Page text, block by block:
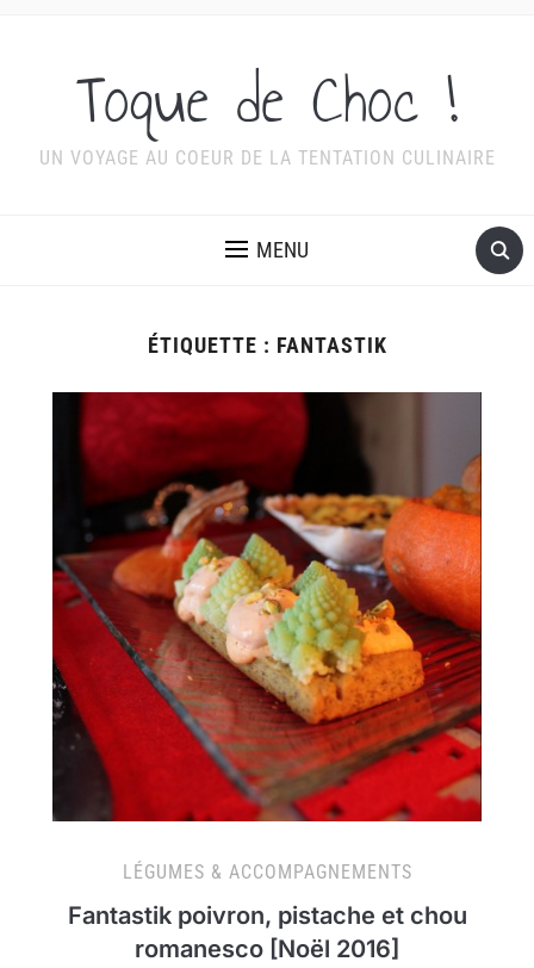
Toque de Choc !
UN VOYAGE AU COEUR DE LA TENTATION CULINAIRE
MENU
ÉTIQUETTE : FANTASTIK
LÉGUMES & ACCOMPAGNEMENTS
Fantastik poivron, pistache et chou
romanesco [Noël 2016]